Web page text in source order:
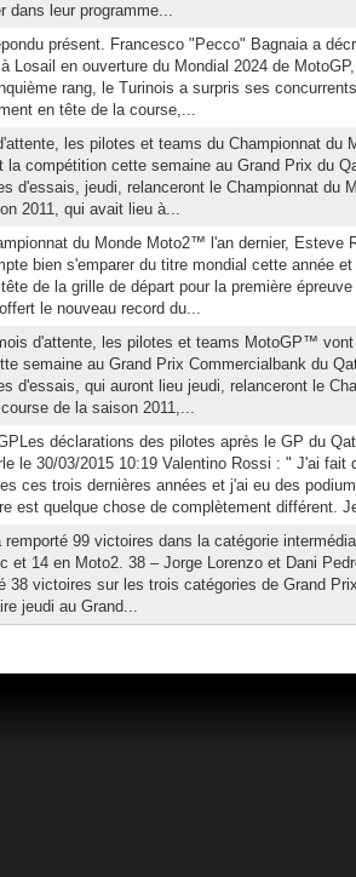
dans leur programme...
présent. Francesco "Pecco" Bagnaia a
Losail en ouverture du Mondial 2024 de
rang, le Turinois a surpris ses
en tête de la course,...
les pilotes et teams du Championnat du
la compétition cette semaine au Grand Prix du
d'essais, jeudi, relanceront le Championnat du
2011, qui avait lieu à...
du Monde Moto2™ l'an dernier, Esteve
bien s'emparer du titre mondial cette année
de la grille de départ pour la première
le nouveau record du...
d'attente, les pilotes et teams MotoGP™ vont
semaine au Grand Prix Commercialbank du
d'essais, qui auront lieu jeudi, relanceront le
de la saison 2011,...
déclarations des pilotes après le GP du
le 30/03/2015 10:19 Valentino Rossi : " J'ai fait
ces trois dernières années et j'ai eu des
est quelque chose de complètement différent.
remporté 99 victoires dans la catégorie
et 14 en Moto2. 38 – Jorge Lorenzo et Dani
38 victoires sur les trois catégories de Grand
jeudi au Grand...